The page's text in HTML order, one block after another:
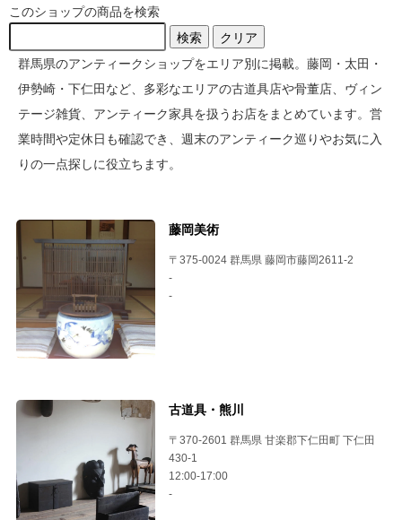
このショップの商品を検索
検索 クリア
群馬県のアンティークショップをエリア別に掲載。藤岡・太田・
伊勢崎・下仁田など、多彩なエリアの古道具店や骨董店、ヴィン
テージ雑貨、アンティーク家具を扱うお店をまとめています。営
業時間や定休日も確認でき、週末のアンティーク巡りやお気に入
りの一点探しに役立ちます。
藤岡美術
〒375-0024 群馬県 藤岡市藤岡2611-2
-
-
古道具・熊川
〒370-2601 群馬県 甘楽郡下仁田町 下仁田
430-1
12:00-17:00
-